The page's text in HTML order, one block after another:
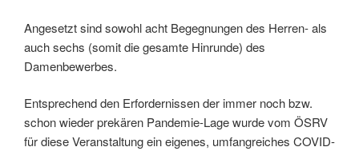
Angesetzt sind sowohl acht Begegnungen des Herren- als
auch sechs (somit die gesamte Hinrunde) des
Damenbewerbes.
Entsprechend den Erfordernissen der immer noch bzw.
schon wieder prekären Pandemie-Lage wurde vom ÖSRV
für diese Veranstaltung ein eigenes, umfangreiches COVID-